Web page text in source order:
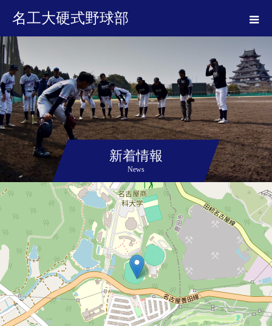
名工大硬式野球部
新着情報
News